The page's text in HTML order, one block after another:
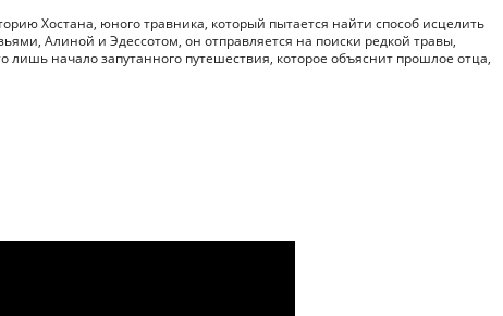
Хостана, юного травника, который пытается найти способ исцелить
Алиной и Эдессотом, он отправляется на поиски редкой травы,
лишь начало запутанного путешествия, которое объяснит прошлое отца,